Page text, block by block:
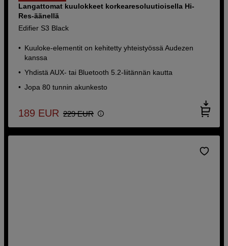
Langattomat kuulokkeet korkearesoluutioisella Hi-
Res-äänellä
Edifier S3 Black
Kuuloke-elementit on kehitetty yhteistyössä Audezen
kanssa
Yhdistä AUX- tai Bluetooth 5.2-liitännän kautta
Jopa 80 tunnin akunkesto
189 EUR 229 EUR